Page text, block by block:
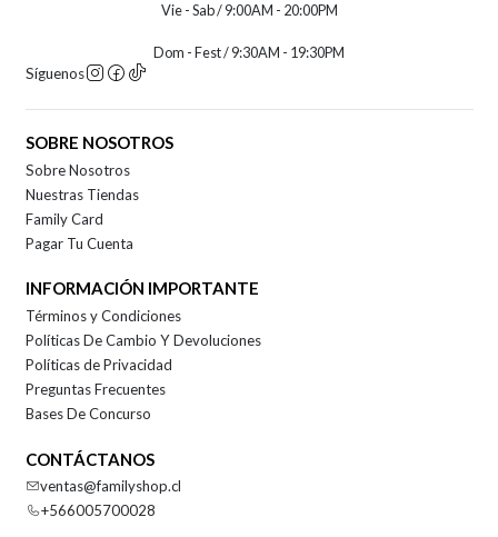
Vie - Sab / 9:00AM - 20:00PM
Dom - Fest / 9:30AM - 19:30PM
Síguenos
SOBRE NOSOTROS
Sobre Nosotros
Nuestras Tiendas
Family Card
Pagar Tu Cuenta
INFORMACIÓN IMPORTANTE
Términos y Condiciones
Políticas De Cambio Y Devoluciones
Políticas de Privacidad
Preguntas Frecuentes
Bases De Concurso
CONTÁCTANOS
ventas@familyshop.cl
+566005700028